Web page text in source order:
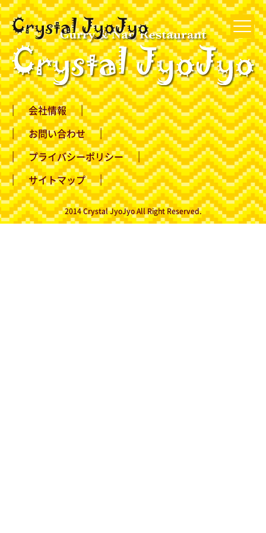
会社情報
お問い合わせ
プライバシーポリシー
サイトマップ
2014 Crystal JyoJyo All Right Reserved.